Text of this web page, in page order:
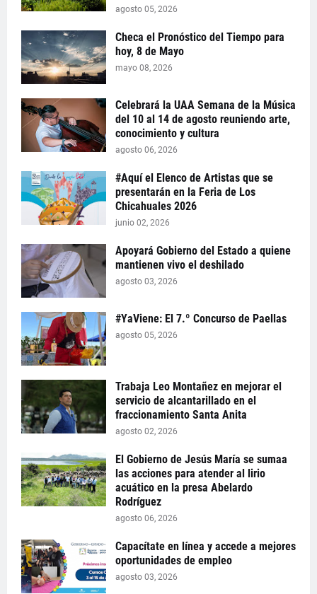
agosto 05, 2026
Checa el Pronóstico del Tiempo para
hoy, 8 de Mayo
mayo 08, 2026
Celebrará la UAA Semana de la Música
del 10 al 14 de agosto reuniendo arte,
conocimiento y cultura
agosto 06, 2026
#Aquí el Elenco de Artistas que se
presentarán en la Feria de Los
Chicahuales 2026
junio 02, 2026
Apoyará Gobierno del Estado a quiene
mantienen vivo el deshilado
agosto 03, 2026
#YaViene: El 7.º Concurso de Paellas
agosto 05, 2026
Trabaja Leo Montañez en mejorar el
servicio de alcantarillado en el
fraccionamiento Santa Anita
agosto 02, 2026
El Gobierno de Jesús María se sumaa
las acciones para atender al lirio
acuático en la presa Abelardo
Rodríguez
agosto 06, 2026
Capacítate en línea y accede a mejores
oportunidades de empleo
agosto 03, 2026